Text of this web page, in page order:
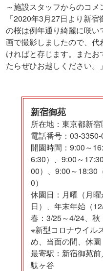
～施設スタッフからのコメ
「2020年3月27日より新
の桜は例年通り綺麗に咲
画で撮影しましたので、
ければと存じます。また
たらぜひお越しください。」
新宿御苑
所在地：東京都新
電話番号：03-3350-
開園時間：9:00～
6:30）、9:00～
00）、9:00～18:30
0）
休園日：月曜（月
日）、年末年始（
春：3/25～4/24、
※新型コロナウイル
め、当面の間、休園
最寄駅：新宿御苑
駄ヶ谷